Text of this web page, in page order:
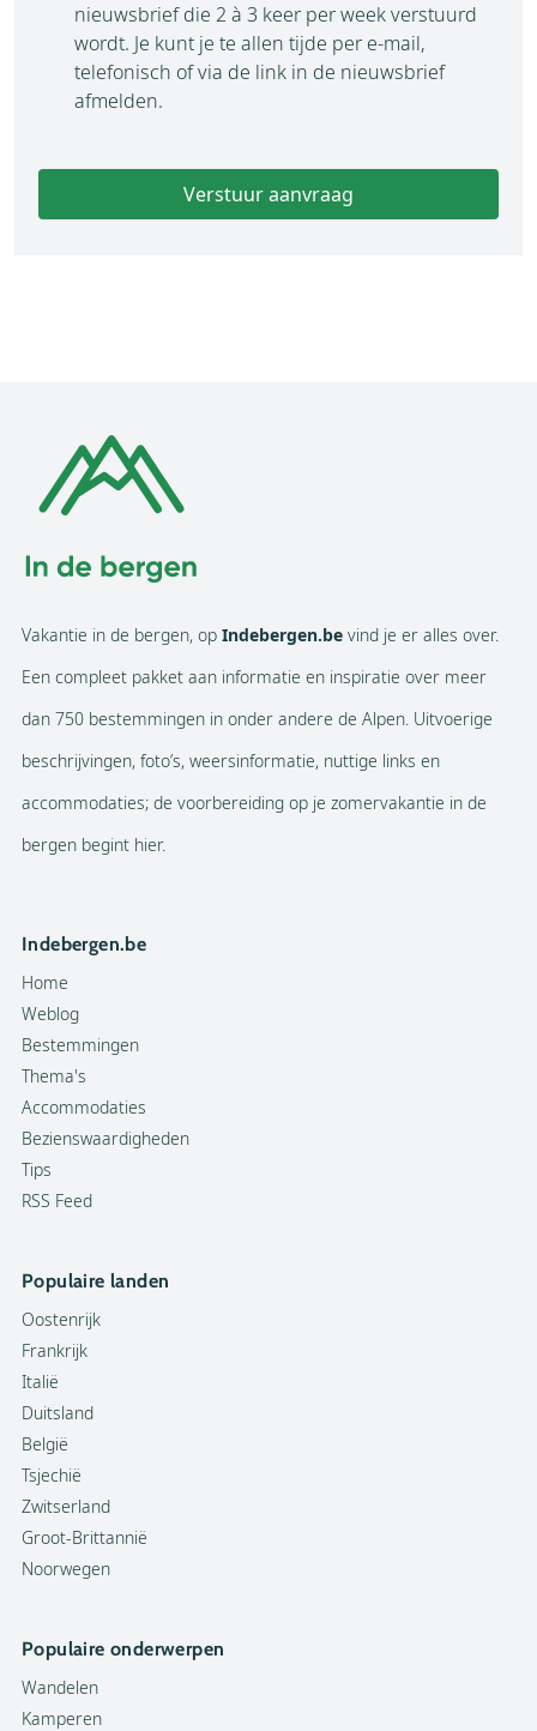
nieuwsbrief die 2 à 3 keer per week verstuurd
wordt. Je kunt je te allen tijde per e-mail,
telefonisch of via de link in de nieuwsbrief
afmelden.
Verstuur aanvraag
Vakantie in de bergen, op Indebergen.be vind je er alles over.
Een compleet pakket aan informatie en inspiratie over meer
dan 750 bestemmingen in onder andere de Alpen. Uitvoerige
beschrijvingen, foto’s, weersinformatie, nuttige links en
accommodaties; de voorbereiding op je zomervakantie in de
bergen begint hier.
Indebergen.be
Home
Weblog
Bestemmingen
Thema's
Accommodaties
Bezienswaardigheden
Tips
RSS Feed
Populaire landen
Oostenrijk
Frankrijk
Italië
Duitsland
België
Tsjechië
Zwitserland
Groot-Brittannië
Noorwegen
Populaire onderwerpen
Wandelen
Kamperen